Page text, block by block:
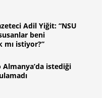
Adil Yiğit: “NSU
beni
mı istiyor?”
istediği